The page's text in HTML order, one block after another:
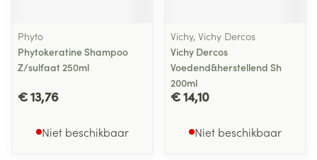
Phyto
Phytokeratine Shampoo
Z/sulfaat 250ml
€ 13,76
Niet beschikbaar
Vichy, Vichy Dercos
Vichy Dercos
Voedend&herstellend Sh
200ml
€ 14,10
Niet beschikbaar